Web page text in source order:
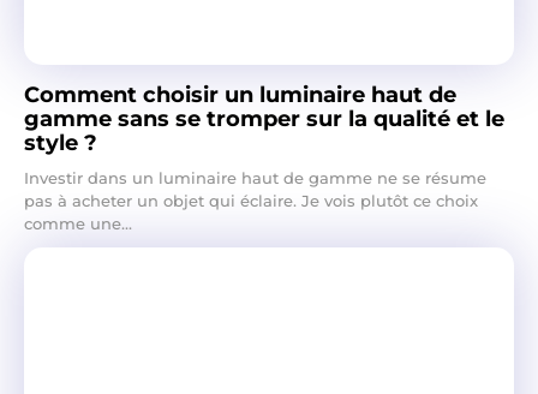
Comment choisir un luminaire haut de
gamme sans se tromper sur la qualité et le
style ?
Investir dans un luminaire haut de gamme ne se résume
pas à acheter un objet qui éclaire. Je vois plutôt ce choix
comme une...